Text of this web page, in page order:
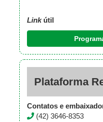
Linkútil
Plataforma
Contatos e
(42) 3646-8353